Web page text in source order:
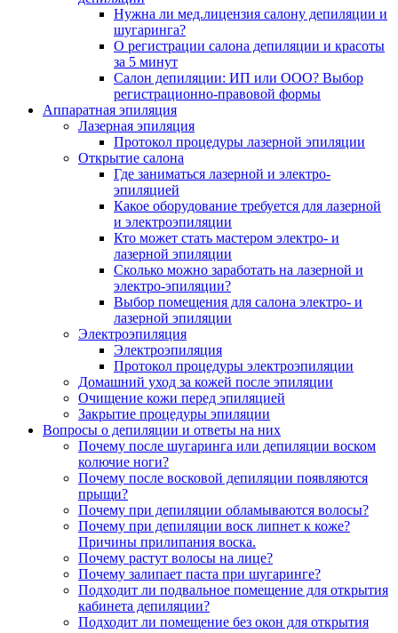
Нужна ли мед.лицензия салону депиляции и
шугаринга?
О регистрации салона депиляции и красоты
за 5 минут
Салон депиляции: ИП или ООО? Выбор
регистрационно-правовой формы
Аппаратная эпиляция
Лазерная эпиляция
Протокол процедуры лазерной эпиляции
Открытие салона
Где заниматься лазерной и электро-
эпиляцией
Какое оборудование требуется для лазерной
и электроэпиляции
Кто может стать мастером электро- и
лазерной эпиляции
Сколько можно заработать на лазерной и
электро-эпиляции?
Выбор помещения для салона электро- и
лазерной эпиляции
Электроэпиляция
Электроэпиляция
Протокол процедуры электроэпиляции
Домашний уход за кожей после эпиляции
Очищение кожи перед эпиляцией
Закрытие процедуры эпиляции
Вопросы о депиляции и ответы на них
Почему после шугаринга или депиляции воском
колючие ноги?
Почему после восковой депиляции появляются
прыщи?
Почему при депиляции обламываются волосы?
Почему при депиляции воск липнет к коже?
Причины прилипания воска.
Почему растут волосы на лице?
Почему залипает паста при шугаринге?
Подходит ли подвальное помещение для открытия
кабинета депиляции?
Подходит ли помещение без окон для открытия